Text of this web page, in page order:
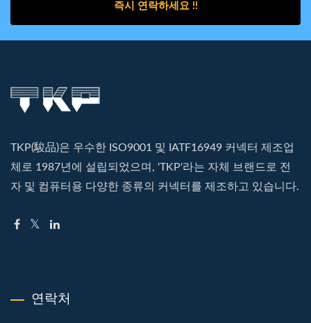
즉시 연락하세요 !!
TKP(駿品)은 우수한 ISO9001 및 IATF16949 커넥터 제조업
체로 1987년에 설립되었으며, 'TKP'라는 자체 브랜드로 전
자 및 컴퓨터용 다양한 종류의 커넥터를 제조하고 있습니다.
연락처